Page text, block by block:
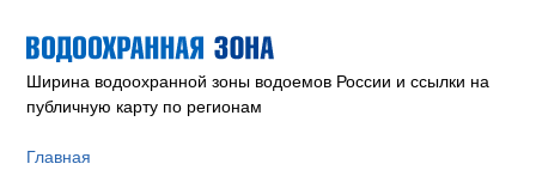
Ширина водоохранной зоны водоемов России и ссылки на
публичную карту по регионам
Главная